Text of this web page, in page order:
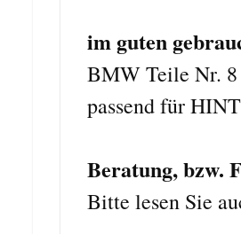
im guten
BMW Teile Nr. 8
passend für
Beratung, bzw.
Bitte lesen Sie